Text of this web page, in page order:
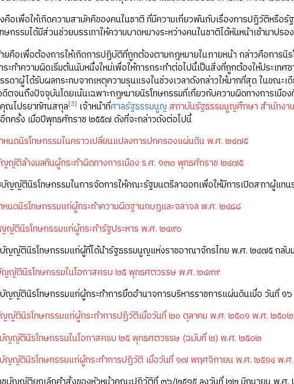
คือเพื่อให้เกิดความสามัคคีของคนในชาติ ที่มีความเกี่ยวพันกับเรื่องการปฏิวัติหรือรั
ษกรรมได้มีส่วนช่วยบรรเทาให้ความบาดหมางระหว่างคนในชาติได้หันหน้าเข้ามาปร
ยคือเพื่อต้องการให้เกิดการปฏิบัติที่ถูกต้องตามกฎหมายในภายหน้า กล่าวคือการนิ
ระทำความผิดเริ่มต้นนับหนึ่งใหม่เพื่อให้การกระทำต่อไปนี้เป็นสิ่งที่ถูกต้องให้ประเท
รดาผู้ได้รับผลกระทบจากเหตุความรุนแรงในช่วงเวลาดังกล่าวให้มากที่สุด ในขณะ
ตจนถึงปัจจุบันโดยเน้นเฉพาะกฎหมายนิรโทษกรรมที่เกี่ยวกับความผิดทางการเมือ
ณไปรยาทัศนสกุล[3] เจ้าหน้าที่ศาลรัฐธรรมนูญ สถาบันรัฐธรรมนูญศึกษา สำนักงา
กครั้ง เมื่อปีพุทธศักราช ๒๕๕๗ ดังที่จะกล่าวดังต่อไปนี้
หนดนิรโทษกรรมในคราวเปลี่ยนแปลงการปกครองแผ่นดิน พ.ศ. ๒๔๗๕
ญัติล้างมลทินผู้กระทำผิดทางการเมือง ร.ศ. ๑๓๐ พุทธศักราช ๒๔๗๕
ญญัตินิรโทษกรรมในการจัดการให้คณะรัฐมนตรีลาออกเพื่อให้มีการเปิดสภาผู้แ
หนดนิรโทษกรรมแก่ผู้กระทำความผิดฐานกบฏและจลาจล พ.ศ. ๒๔๘๘
ญัตินิรโทษกรรมแก่ผู้กระทำรัฐประหาร พ.ศ. ๒๔๙๐
ญญัตินิรโทษกรรมแก่ผู้ที่ได้นำรัฐธรรมนูญแห่งราชอาณาจักรไทย พ.ศ. ๒๔๗๕ กลับ
ญญัตินิรโทษกรรมในโอกาสครบ ๒๕ พุทธศตวรรษ พ.ศ. ๒๔๙๙
ญญัตินิรโทษกรรมแก่ผู้กระทำการยึดอำนาจการบริหารราชการแผ่นดินเมื่อ วันที่
ญัตินิรโทษกรรมแก่ผู้กระทำการปฏิวัติเมื่อวันที่ ๒๐ ตุลาคม พ.ศ. ๒๕๐๑ พ.ศ. ๒๕๐๒
ญญัตินิรโทษกรรมในโอกาสครบ ๒๕ พุทธศตวรรษ (ฉบับที่ ๒) พ.ศ. ๒๕๐๒
ญญัตินิรโทษกรรมแก่ผู้กระทำการปฏิวัติ เมื่อวันที่ ๑๗ พฤศจิกายน พ.ศ. ๒๕๑๔ พ.